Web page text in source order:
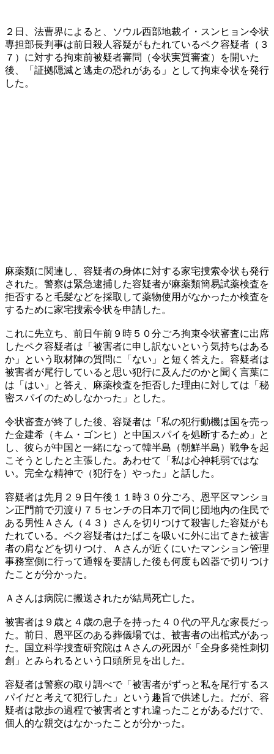
２日、法曹界によると、ソウル西部地裁イ・スンヒョン令状
専担部長判事は前日殺人容疑がもたれているペク容疑者（３
７）に対する拘束前被疑者審問（令状実質審査）を開いた
後、「証拠隠滅と逃走の恐れがある」として拘束令状を発行
した。
麻薬類に関連し、容疑者の身体に対する家宅捜索令状も発行
された。警察は緊急逮捕した容疑者が麻薬類簡易試薬検査を
拒否すると毛髪などを採取して薬物使用がなかったか検査を
するために家宅捜索令状を申請した。
これに先立ち、前日午前９時５０分ごろ拘束令状審査に出席
したペク容疑者は「被害者に申し訳ないという気持ちはある
か」という取材陣の質問に「ない」と短く答えた。容疑者は
被害者が尾行していると思い犯行に及んだのかと聞く言葉に
は「はい」と答え、麻薬検査を拒否した理由に対しては「秘
密スパイのためしなかった」とした。
令状審査が終了した後、容疑者は「私の犯行動機は国を売っ
た金建希（キム・ゴンヒ）と中国スパイを処断するため」と
し、彼らが中国と一緒になって韓半島（朝鮮半島）戦争を起
こそうとしたと主張した。あわせて「私は心神耗弱ではな
い。完全な精神で（犯行を）やった」と話した。
容疑者は先月２９日午後１１時３０分ごろ、恩平区マンショ
ン正門前で刃渡り７５センチの日本刀で同じ団地内の住民で
ある男性Ａさん（４３）さんを切りつけて殺害した容疑がも
たれている。ペク容疑者はたばこを吸いに外に出てきた被害
者の肩などを切りつけ、Ａさんが近くにいたマンション管理
事務室側に行って通報を要請した後も何度も凶器で切りつけ
たことが分かった。
Ａさんは病院に搬送されたが結局死亡した。
被害者は９歳と４歳の息子を持った４０代の平凡な家長だっ
た。前日、恩平区のある葬儀場では、被害者の出棺式があっ
た。国立科学捜査研究院はＡさんの死因が「全身多発性刺切
創」とみられるという口頭所見を出した。
容疑者は警察の取り調べで「被害者がずっと私を尾行するス
パイだと考えて犯行した」という趣旨で供述した。だが、容
疑者は散歩の過程で被害者とすれ違ったことがあるだけで、
個人的な親交はなかったことが分かった。